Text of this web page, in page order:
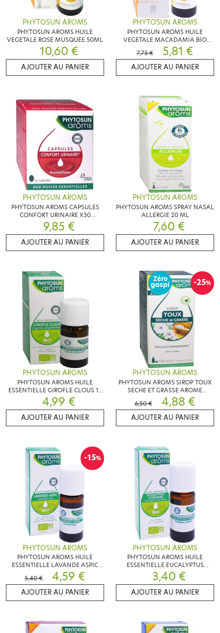
PHYTOSUN AROMS
PHYTOSUN AROMS HUILE
VEGETALE ROSE MUSQUEE 50ML
10,60 €
AJOUTER AU PANIER
PHYTOSUN AROMS
PHYTOSUN AROMS HUILE
VEGETALE MACADAMIA BIO
50ML
7,75 € 5,81 €
AJOUTER AU PANIER
PHYTOSUN AROMS
PHYTOSUN AROMS CAPSULES
CONFORT URINAIRE X30
CAPSULES
9,85 €
AJOUTER AU PANIER
PHYTOSUN AROMS
PHYTOSUN AROMS SPRAY NASAL
ALLERGIE 20 ML
7,60 €
AJOUTER AU PANIER
PHYTOSUN AROMS
PHYTOSUN AROMS HUILE
ESSENTIELLE GIROFLE CLOUS 10
ML
4,99 €
AJOUTER AU PANIER
-25%
Zéro
gaspi
PHYTOSUN AROMS
PHYTOSUN AROMS SIROP TOUX
SECHE ET GRASSE AROME
ORANGE 120 ML
6,50 € 4,88 €
AJOUTER AU PANIER
-15%
PHYTOSUN AROMS
PHYTOSUN AROMS HUILE
ESSENTIELLE LAVANDE ASPIC
BIO 10 ML
5,40 € 4,59 €
AJOUTER AU PANIER
PHYTOSUN AROMS
PHYTOSUN AROMS HUILE
ESSENTIELLE EUCALYPTUS
CITRONNÉ BIO 10 ML
3,40 €
AJOUTER AU PANIER